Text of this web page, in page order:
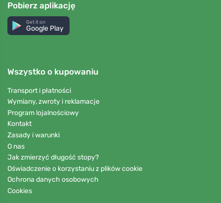
Pobierz aplikację
Get it on
Google Play
Wszystko o kupowaniu
Transport i płatności
Wymiany, zwroty i reklamacje
Program lojalnościowy
Kontakt
Zasady i warunki
O nas
Jak zmierzyć długość stopy?
Oświadczenie o korzystaniu z plików cookie
Ochrona danych osobowych
Cookies